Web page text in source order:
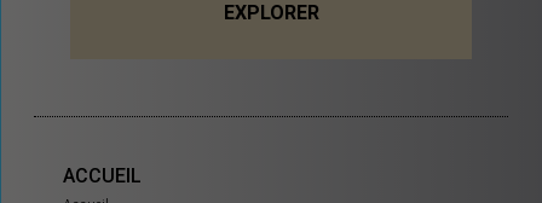
EXPLORER
ACCUEIL